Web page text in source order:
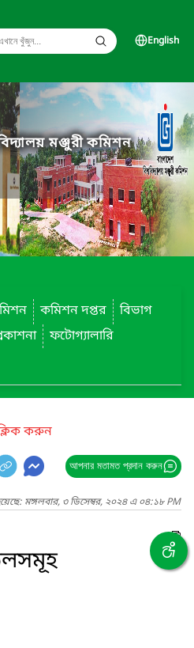
English
মঞ্জুরী কমিশন
কমিশন দপ্তর
বিভাগ
ফটোগ্যালারি
করুন
আপনার মতামত প্রদান করুন
মঙ্গলবার, ৩ ডিসেম্বর, ২০২৪ এ ০৪:১৮ PM